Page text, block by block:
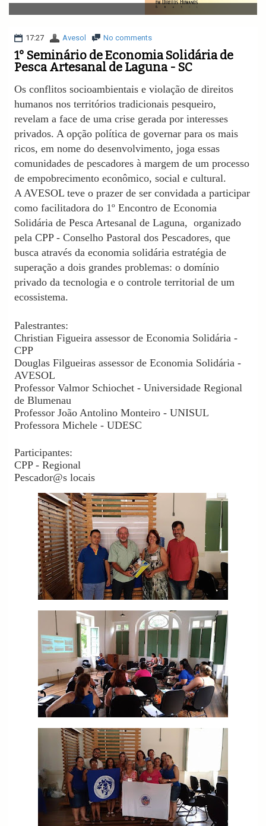
v
i
a
i
o
17:27 Avesol No comments
1° Seminário de Economia Solidária de
Pesca Artesanal de Laguna - SC
Os conflitos socioambientais e violação de direitos
humanos nos territórios tradicionais pesqueiro,
revelam a face de uma crise gerada por interesses
privados. A opção política de governar para os mais
ricos, em nome do desenvolvimento, joga essas
comunidades de pescadores à margem de um processo
de empobrecimento econômico, social e cultural.
A AVESOL teve o prazer de ser convidada a participar
como facilitadora do 1º Encontro de Economia
Solidária de Pesca Artesanal de Laguna, organizado
pela CPP - Conselho Pastoral dos Pescadores, que
busca através da economia solidária estratégia de
superação a dois grandes problemas: o domínio
privado da tecnologia e o controle territorial de um
ecossistema.
Palestrantes:
Christian Figueira assessor de Economia Solidária -
CPP
Douglas Filgueiras assessor de Economia Solidária -
AVESOL
Professor Valmor Schiochet - Universidade Regional
de Blumenau
Professor João Antolino Monteiro - UNISUL
Professora Michele - UDESC
Participantes:
CPP - Regional
Pescador@s locais